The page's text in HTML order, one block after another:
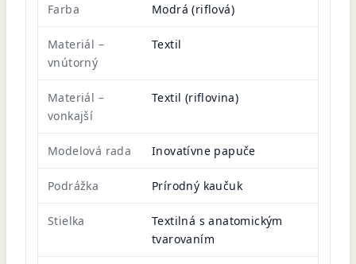
Farba Modrá (riflová)
Materiál –
vnútorný
Textil
Materiál –
vonkajší
Textil (riflovina)
Modelová rada Inovatívne papuče
Podrážka Prírodný kaučuk
Stielka
Textilná s anatomickým
tvarovaním